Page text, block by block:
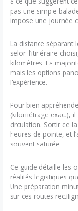
pas une simple
impose une journée
La distance séparant
selon l’itinéraire
kilomètres. La
mais les options
l’expérience.
Pour bien
(kilométrage exact),
circulation. Sortir de
heures de pointe, et
souvent saturée.
Ce guide détaille les
réalités logistiques
Une préparation
sur ces routes